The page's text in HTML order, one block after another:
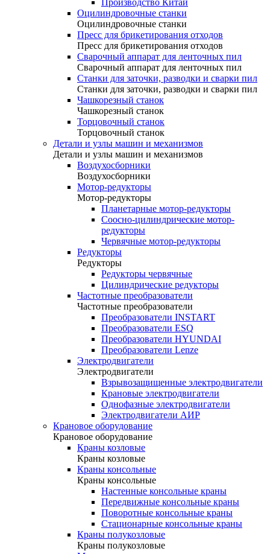
Производство Китай
Оцилиндровочные станки
Оцилиндровочные станки
Пресс для брикетирования отходов
Пресс для брикетирования отходов
Сварочный аппарат для ленточных пил
Сварочный аппарат для ленточных пил
Станки для заточки, разводки и сварки пил
Станки для заточки, разводки и сварки пил
Чашкорезный станок
Чашкорезный станок
Торцовочный станок
Торцовочный станок
Детали и узлы машин и механизмов
Детали и узлы машин и механизмов
Воздухосборники
Воздухосборники
Мотор-редукторы
Мотор-редукторы
Планетарные мотор-редукторы
Соосно-цилиндрические мотор-
редукторы
Червячные мотор-редукторы
Редукторы
Редукторы
Редукторы червячные
Цилиндрические редукторы
Частотные преобразователи
Частотные преобразователи
Преобразователи INSTART
Преобразователи ESQ
Преобразователи HYUNDAI
Преобразователи Lenze
Электродвигатели
Электродвигатели
Взрывозащищенные электродвигатели
Крановые электродвигатели
Однофазные электродвигатели
Электродвигатели АИР
Крановое оборудование
Крановое оборудование
Краны козловые
Краны козловые
Краны консольные
Краны консольные
Настенные консольные краны
Передвижные консольные краны
Поворотные консольные краны
Стационарные консольные краны
Краны полукозловые
Краны полукозловые